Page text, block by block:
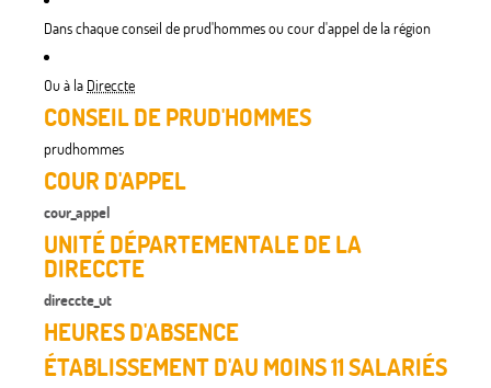
Dans chaque conseil de prud'hommes ou cour d'appel de la région
Ou à la Direccte
CONSEIL DE PRUD'HOMMES
prudhommes
COUR D'APPEL
cour_appel
UNITÉ DÉPARTEMENTALE DE LA
DIRECCTE
direccte_ut
HEURES D'ABSENCE
ÉTABLISSEMENT D'AU MOINS 11 SALARIÉS